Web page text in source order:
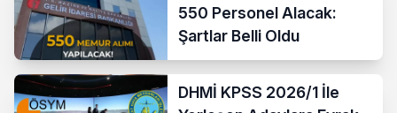
550 Personel Alacak:
Şartlar Belli Oldu
DHMİ KPSS 2026/1 İle